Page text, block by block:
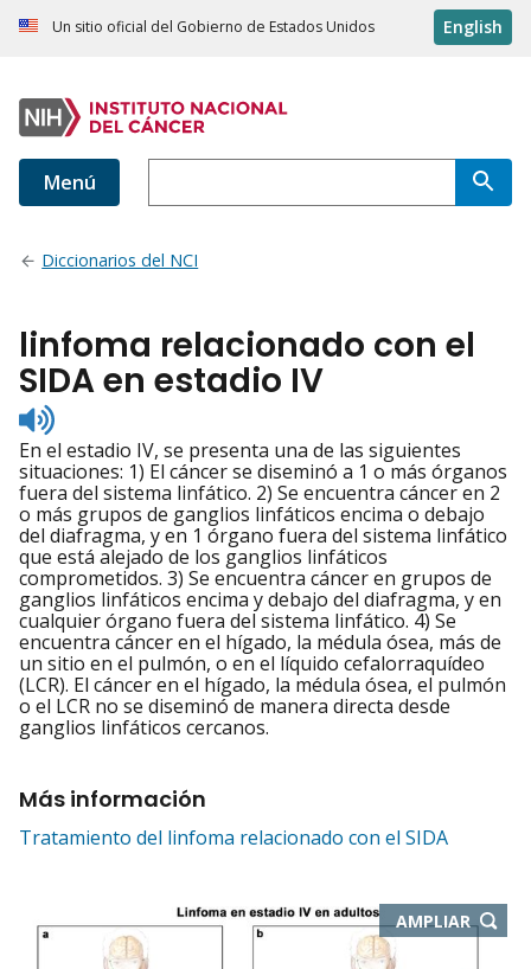
Un sitio oficial del Gobierno de Estados Unidos English
Menú
Diccionarios del NCI
linfoma relacionado con el
SIDA en estadio IV
Listen
to
pronunciation
En el estadio IV, se presenta una de las siguientes
situaciones: 1) El cáncer se diseminó a 1 o más órganos
fuera del sistema linfático. 2) Se encuentra cáncer en 2
o más grupos de ganglios linfáticos encima o debajo
del diafragma, y en 1 órgano fuera del sistema linfático
que está alejado de los ganglios linfáticos
comprometidos. 3) Se encuentra cáncer en grupos de
ganglios linfáticos encima y debajo del diafragma, y en
cualquier órgano fuera del sistema linfático. 4) Se
encuentra cáncer en el hígado, la médula ósea, más de
un sitio en el pulmón, o en el líquido cefalorraquídeo
(LCR). El cáncer en el hígado, la médula ósea, el pulmón
o el LCR no se diseminó de manera directa desde
ganglios linfáticos cercanos.
Más información
Tratamiento del linfoma relacionado con el SIDA
AMPLIAR-
ABRE